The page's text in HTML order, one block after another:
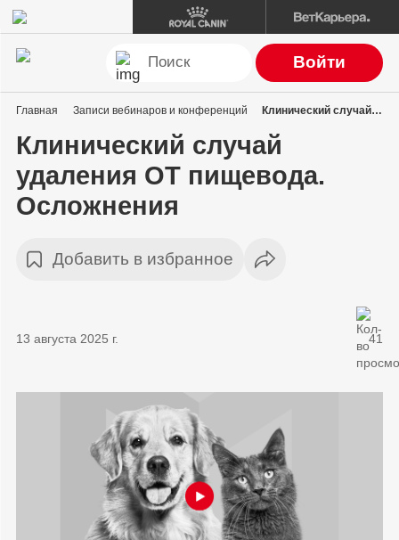
Войти
Главная Записи вебинаров и конференций Клинический случай удаления ОТ пищевода. Осложнения
Клинический случай
удаления ОТ пищевода.
Осложнения
Добавить в избранное
13 августа 2025 г. 41